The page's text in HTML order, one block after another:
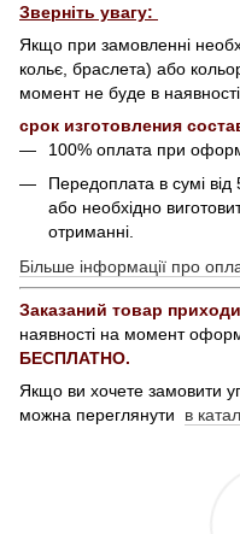
Зверніть увагу:
Якщо при замовленні
кольє, браслета) або
момент не буде в наявності,
срок изготовления
100% оплата при
Передоплата в сумі
або необхідно
отриманні.
Більше інформації про
Заказаний товар
наявності на момент
БЕСПЛАТНО.
Якщо ви хочете замовити
можна переглянути в